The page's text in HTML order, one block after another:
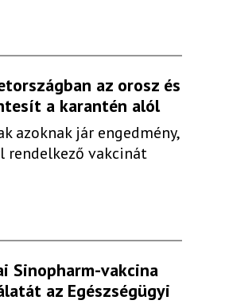
az orosz és
a karantén alól
azoknak jár engedmény,
rendelkező vakcinát
Sinopharm-vakcina
az Egészségügyi